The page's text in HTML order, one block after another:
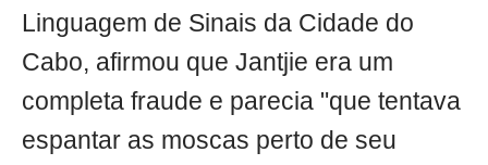
Linguagem de Sinais da Cidade do
Cabo, afirmou que Jantjie era um
completa fraude e parecia "que tentava
espantar as moscas perto de seu